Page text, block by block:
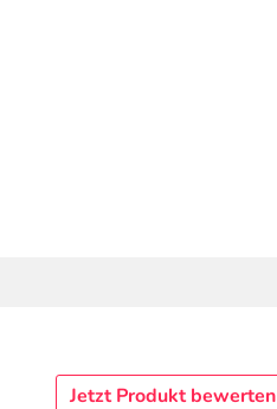
Jetzt Produkt bewerten